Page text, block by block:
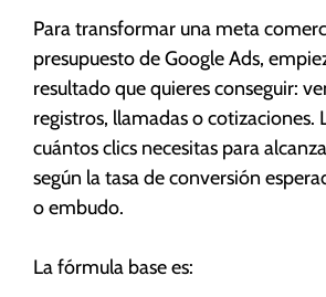
Para transformar una meta
presupuesto de Google Ads,
resultado que quieres conseguir:
registros, llamadas o cotizaciones.
cuántos clics necesitas para
según la tasa de conversión
o embudo.
La fórmula base es: